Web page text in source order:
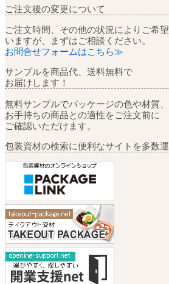
ご注文後の変更について
ご注文時間、その他の状況によりご希
いますが、まずはご相談ください。
お問合せフォームはこちら≫
サンプルを商品代、送料無料で
お届けします！
無料サンプルでパッケージの色や材質、
お手持ちの商品との適性をご注文前に
ご確認いただけます。
包装資材の検索に便利なサイトを多数運